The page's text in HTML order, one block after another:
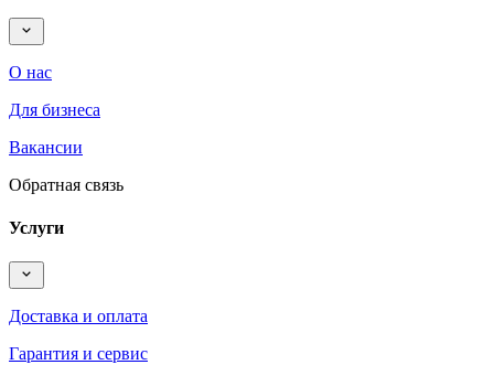
О нас
Для бизнеса
Вакансии
Обратная связь
Услуги
Доставка и оплата
Гарантия и сервис